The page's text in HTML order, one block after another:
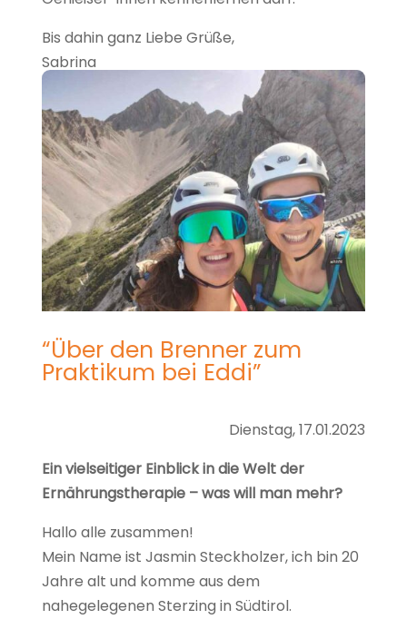
Bis dahin ganz Liebe Grüße,
Sabrina
Foto: Övelgönne, Hamburg
“Über den Brenner zum
Praktikum bei Eddi”
Dienstag, 17.01.2023
Ein vielseitiger Einblick in die Welt der
Ernährungstherapie – was will man mehr?
Hallo alle zusammen!
Mein Name ist Jasmin Steckholzer, ich bin 20
Jahre alt und komme aus dem
nahegelegenen Sterzing in Südtirol.